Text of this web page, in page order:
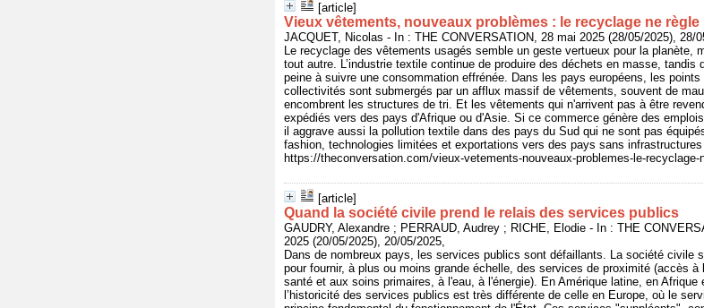
[article]
Vieux vêtements, nouveaux problèmes : le recyclage ne règle
JACQUET, Nicolas - In : THE CONVERSATION, 28 mai 2025 (28/05/2025), 28/
Le recyclage des vêtements usagés semble un geste vertueux pour la planète,
tout autre. L’industrie textile continue de produire des déchets en masse, tandis
peine à suivre une consommation effrénée. Dans les pays européens, les
collectivités sont submergés par un afflux massif de vêtements, souvent de
encombrent les structures de tri. Et les vêtements qui n'arrivent pas à être
expédiés vers des pays d'Afrique ou d'Asie. Si ce commerce génère des
il aggrave aussi la pollution textile dans des pays du Sud qui ne sont pas
fashion, technologies limitées et exportations vers des pays sans
https://theconversation.com/vieux-vetements-nouveaux-problemes-le-recyclage-
[article]
Quand la société civile prend le relais des services publics
GAUDRY, Alexandre ; PERRAUD, Audrey ; RICHE, Elodie - In : THE
2025 (20/05/2025), 20/05/2025,
Dans de nombreux pays, les services publics sont défaillants. La société civile
pour fournir, à plus ou moins grande échelle, des services de proximité (accès à
santé et aux soins primaires, à l'eau, à l'énergie). En Amérique latine, en Afrique
l’historicité des services publics est très différente de celle en Europe, où le